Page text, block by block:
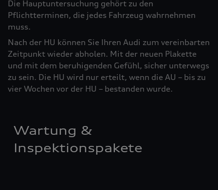
Die Hauptuntersuchung gehört zu den
Pflichtterminen, die jedes Fahrzeug wahrnehmen
muss.
Nach der HU können Sie Ihren Audi zum vereinbarten
Zeitpunkt wieder abholen. Mit der neuen Plakette
und mit dem beruhigenden Gefühl, sicher unterwegs
zu sein. Die HU wird nur erteilt, wenn die AU – bis zu
vier ­Woch­en vor der HU – bestanden wurde.
Wartung &
Inspektionspakete